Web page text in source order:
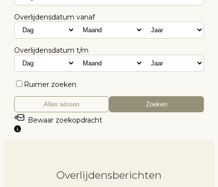
Overlijdensdatum vanaf
Overlijdensdatum t/m
Ruimer zoeken
Alles wissen Zoeken
Bewaar zoekopdracht
Overlijdensberichten